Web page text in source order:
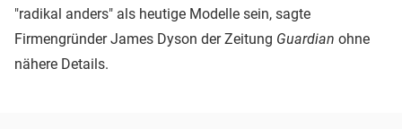
"radikal anders" als heutige Modelle sein, sagte
Firmengründer James Dyson der Zeitung Guardian ohne
nähere Details.